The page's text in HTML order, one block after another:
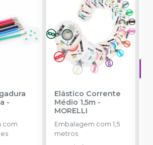
-
com
Elástico Corrente
Médio 1,5m-
MORELLI
Embalagem com 1,5
metros